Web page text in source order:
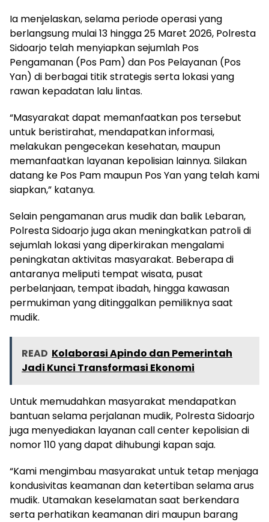
Ia menjelaskan, selama periode operasi yang
berlangsung mulai 13 hingga 25 Maret 2026, Polresta
Sidoarjo telah menyiapkan sejumlah Pos
Pengamanan (Pos Pam) dan Pos Pelayanan (Pos
Yan) di berbagai titik strategis serta lokasi yang
rawan kepadatan lalu lintas.
“Masyarakat dapat memanfaatkan pos tersebut
untuk beristirahat, mendapatkan informasi,
melakukan pengecekan kesehatan, maupun
memanfaatkan layanan kepolisian lainnya. Silakan
datang ke Pos Pam maupun Pos Yan yang telah kami
siapkan,” katanya.
Selain pengamanan arus mudik dan balik Lebaran,
Polresta Sidoarjo juga akan meningkatkan patroli di
sejumlah lokasi yang diperkirakan mengalami
peningkatan aktivitas masyarakat. Beberapa di
antaranya meliputi tempat wisata, pusat
perbelanjaan, tempat ibadah, hingga kawasan
permukiman yang ditinggalkan pemiliknya saat
mudik.
READ Kolaborasi Apindo dan Pemerintah
Jadi Kunci Transformasi Ekonomi
Untuk memudahkan masyarakat mendapatkan
bantuan selama perjalanan mudik, Polresta Sidoarjo
juga menyediakan layanan call center kepolisian di
nomor 110 yang dapat dihubungi kapan saja.
“Kami mengimbau masyarakat untuk tetap menjaga
kondusivitas keamanan dan ketertiban selama arus
mudik. Utamakan keselamatan saat berkendara
serta perhatikan keamanan diri maupun barang